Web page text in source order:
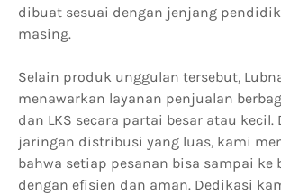
dibuat sesuai dengan jenjang
masing.
Selain produk unggulan tersebut,
menawarkan layanan penjualan
dan LKS secara partai besar atau kecil.
jaringan distribusi yang luas, kami
bahwa setiap pesanan bisa sampai ke
dengan efisien dan aman. Dedikasi